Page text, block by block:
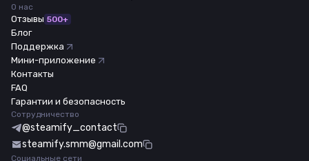
О нас
Отзывы 500+
Блог
Поддержка
Мини-приложение
Контакты
FAQ
Гарантии и безопасность
Сотрудничество
@steamify_contact
steamify.smm@gmail.com
Социальные сети